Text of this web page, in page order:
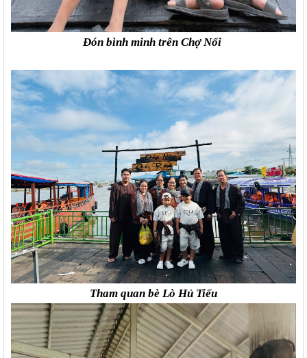
Đón bình minh trên Chợ Nổi
Tham quan bè Lò Hủ Tiếu